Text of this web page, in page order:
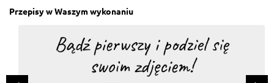
Przepisy w Waszym wykonaniu